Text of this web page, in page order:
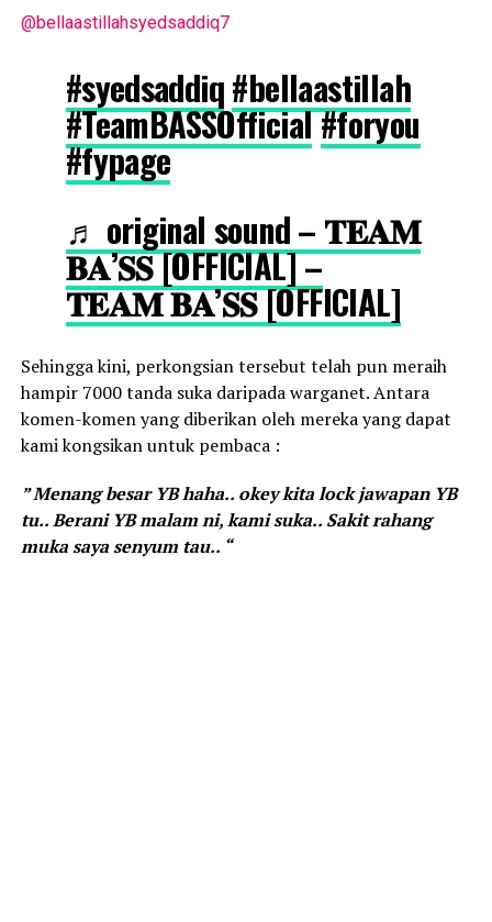
@bellaastillahsyedsaddiq7
#syedsaddiq#bellaastillah
#TeamBASSOfficial#foryou
#fypage
♬ original sound – 𝐓𝐄𝐀𝐌
𝐁𝐀’𝐒𝐒 [OFFICIAL] –
𝐓𝐄𝐀𝐌 𝐁𝐀’𝐒𝐒 [OFFICIAL]
Sehingga kini, perkongsian tersebut telah pun meraih
hampir 7000 tanda suka daripada warganet. Antara
komen-komen yang diberikan oleh mereka yang dapat
kami kongsikan untuk pembaca :
” Menang besar YB haha.. okey kita lock jawapan YB
tu.. Berani YB malam ni, kami suka.. Sakit rahang
muka saya senyum tau.. “